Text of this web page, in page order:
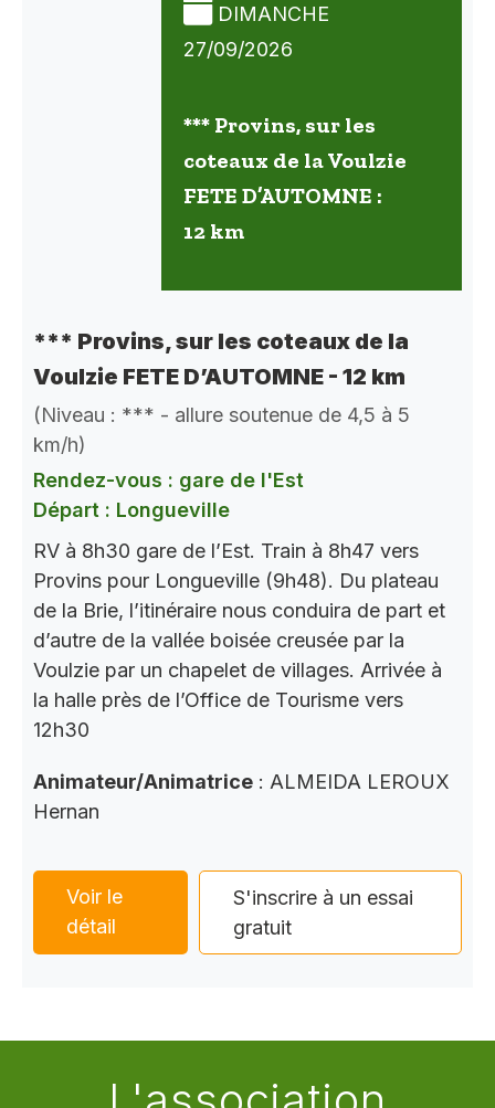
DIMANCHE
27/09/2026
*** Provins, sur les
coteaux de la Voulzie
FETE D’AUTOMNE :
12 km
*** Provins, sur les coteaux de la
Voulzie FETE D’AUTOMNE - 12 km
(Niveau : *** - allure soutenue de 4,5 à 5
km/h)
Rendez-vous : gare de l'Est
Départ : Longueville
RV à 8h30 gare de l’Est. Train à 8h47 vers
Provins pour Longueville (9h48). Du plateau
de la Brie, l’itinéraire nous conduira de part et
d’autre de la vallée boisée creusée par la
Voulzie par un chapelet de villages. Arrivée à
la halle près de l’Office de Tourisme vers
12h30
Animateur/Animatrice : ALMEIDA LEROUX
Hernan
Voir le
détail
S'inscrire à un essai
gratuit